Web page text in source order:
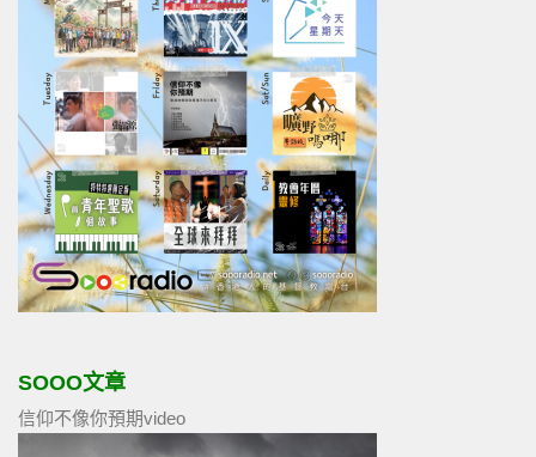
SOOO文章
信仰不像你預期video